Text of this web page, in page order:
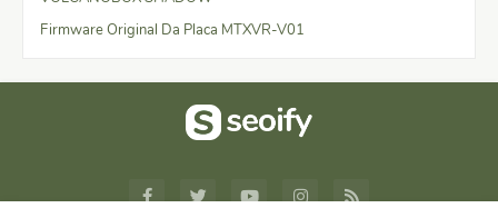
Firmware Original Da Placa MTXVR-V01